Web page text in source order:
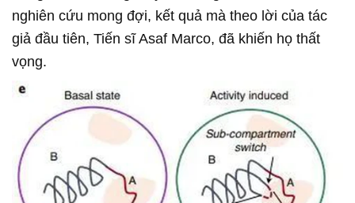
nghiên cứu mong đợi, kết quả mà theo lời của tác
giả đầu tiên, Tiến sĩ Asaf Marco, đã khiến họ thất
vọng.